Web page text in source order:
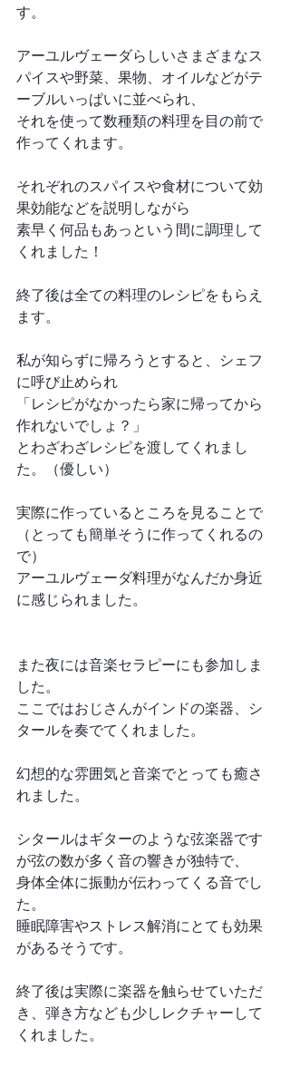
す。
アーユルヴェーダらしいさまざまなス
パイスや野菜、果物、オイルなどがテ
ーブルいっぱいに並べられ、
それを使って数種類の料理を目の前で
作ってくれます。
それぞれのスパイスや食材について効
果効能などを説明しながら
素早く何品もあっという間に調理して
くれました！
終了後は全ての料理のレシピをもらえ
ます。
私が知らずに帰ろうとすると、シェフ
に呼び止められ
「レシピがなかったら家に帰ってから
作れないでしょ？」
とわざわざレシピを渡してくれまし
た。（優しい）
実際に作っているところを見ることで
（とっても簡単そうに作ってくれるの
で）
アーユルヴェーダ料理がなんだか身近
に感じられました。
また夜には音楽セラピーにも参加しま
した。
ここではおじさんがインドの楽器、シ
タールを奏でてくれました。
幻想的な雰囲気と音楽でとっても癒さ
れました。
シタールはギターのような弦楽器です
が弦の数が多く音の響きが独特で、
身体全体に振動が伝わってくる音でし
た。
睡眠障害やストレス解消にとても効果
があるそうです。
終了後は実際に楽器を触らせていただ
き、弾き方なども少しレクチャーして
くれました。